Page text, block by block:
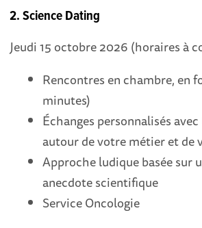
2. Science Dating
Jeudi 15 octobre 2026 (horaires à
Rencontres en chambre, en
minutes)
Échanges personnalisés
autour de votre métier et de
Approche ludique basée sur
anecdote scientifique
Service Oncologie